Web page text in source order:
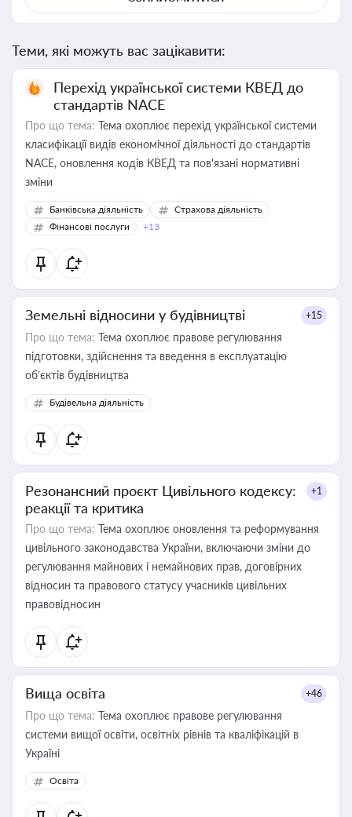
Теми, які можуть вас зацікавити:
Перехід української системи КВЕД до
стандартів NACE
Про що тема: Тема охоплює перехід української системи
класифікації видів економічної діяльності до стандартів
NACE, оновлення кодів КВЕД та пов'язані нормативні
зміни
Банківська діяльність
Страхова діяльність
Фінансові послуги
+13
Земельні відносини у будівництві +15
Про що тема: Тема охоплює правове регулювання
підготовки, здійснення та введення в експлуатацію
об’єктів будівництва
Будівельна діяльність
Резонансний проєкт Цивільного кодексу:
реакції та критика
+1
Про що тема: Тема охоплює оновлення та реформування
цивільного законодавства України, включаючи зміни до
регулювання майнових і немайнових прав, договірних
відносин та правового статусу учасників цивільних
правовідносин
Вища освіта +46
Про що тема: Тема охоплює правове регулювання
системи вищої освіти, освітніх рівнів та кваліфікацій в
Україні
Освіта